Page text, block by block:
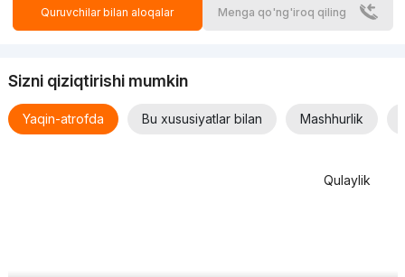
Quruvchilar bilan aloqalar Menga qo'ng'iroq qiling
Sizni qiziqtirishi mumkin
Yaqin-atrofda Bu xususiyatlar bilan Mashhurlik
Qulaylik